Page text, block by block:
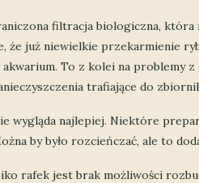
filtracja biologiczna, która
że już niewielkie przekarmienie
akwarium. To z kolei na problemy
trafiające do
wygląda najlepiej. Niektóre
by było rozcieńczać, ale to
rafek jest brak możliwości